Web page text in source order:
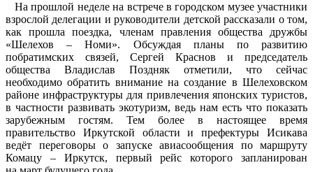
На прошлой неделе на встрече в городском музее участники
взрослой делегации и руководители детской рассказали о том,
как прошла поездка, членам правления общества дружбы
«Шелехов – Номи». Обсуждая планы по развитию
побратимских связей, Сергей Краснов и председатель
общества Владислав Поздняк отметили, что сейчас
необходимо обратить внимание на создание в Шелеховском
районе инфраструктуры для привлечения японских туристов,
в частности развивать экотуризм, ведь нам есть что показать
зарубежным гостям. Тем более в настоящее время
правительство Иркутской области и префектуры Исикава
ведёт переговоры о запуске авиасообщения по маршруту
Комацу – Иркутск, первый рейс которого запланирован